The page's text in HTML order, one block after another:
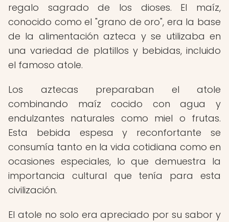
regalo sagrado de los dioses. El maíz,
conocido como el "grano de oro", era la base
de la alimentación azteca y se utilizaba en
una variedad de platillos y bebidas, incluido
el famoso atole.
Los aztecas preparaban el atole
combinando maíz cocido con agua y
endulzantes naturales como miel o frutas.
Esta bebida espesa y reconfortante se
consumía tanto en la vida cotidiana como en
ocasiones especiales, lo que demuestra la
importancia cultural que tenía para esta
civilización.
El atole no solo era apreciado por su sabor y